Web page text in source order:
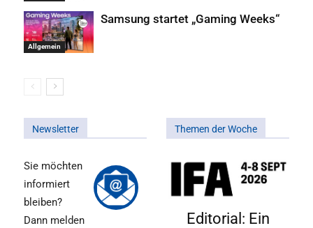
Allgemein
Samsung startet „Gaming Weeks“
Newsletter
Sie möchten
informiert
bleiben?
Dann melden
Themen der Woche
Editorial: Ein